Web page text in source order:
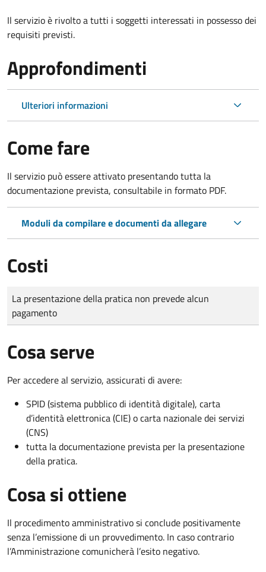
Il servizio è rivolto a tutti i soggetti interessati in possesso dei
requisiti previsti.
Approfondimenti
Ulteriori informazioni
Come fare
Il servizio può essere attivato presentando tutta la
documentazione prevista, consultabile in formato PDF.
Moduli da compilare e documenti da allegare
Costi
Tipo di pagamento
Importo
La presentazione della pratica non prevede alcun
pagamento
Cosa serve
Per accedere al servizio, assicurati di avere:
SPID (sistema pubblico di identità digitale), carta
d’identità elettronica (CIE) o carta nazionale dei servizi
(CNS)
tutta la documentazione prevista per la presentazione
della pratica.
Cosa si ottiene
Il procedimento amministrativo si conclude positivamente
senza l’emissione di un provvedimento. In caso contrario
l’Amministrazione comunicherà l’esito negativo.